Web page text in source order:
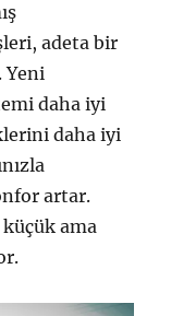
adeta bir
Yeni
daha iyi
daha iyi
artar.
ama